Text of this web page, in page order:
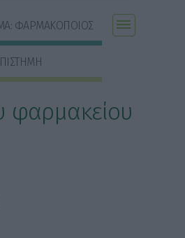
ΦΑΡΜΑΚΟΠΟΙΟΣ
φαρμακείου